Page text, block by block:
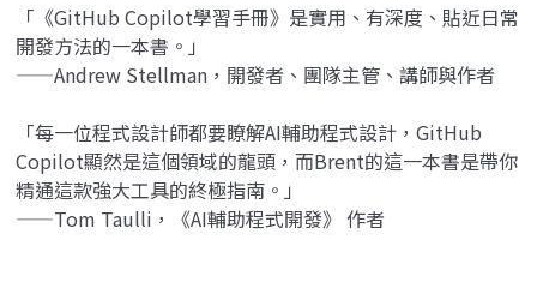
「《GitHub Copilot學習手冊》是實用、有深度、貼近日常
開發方法的一本書。」
——Andrew Stellman，開發者、團隊主管、講師與作者
「每一位程式設計師都要瞭解AI輔助程式設計，GitHub
Copilot顯然是這個領域的龍頭，而Brent的這一本書是帶你
精通這款強大工具的終極指南。」
——Tom Taulli，《AI輔助程式開發》 作者